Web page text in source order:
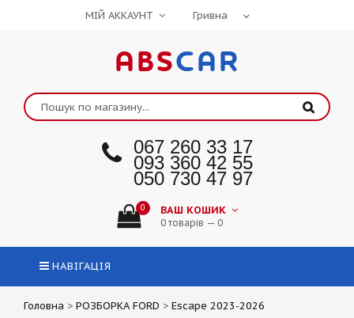
МІЙ АККАУНТ
ABSCAR
067 260 33 17
093 360 42 55
050 730 47 97
0 ВАШ КОШИК
0 товарів — 0
НАВІГАЦІЯ
Головна > РОЗБОРКА FORD > Escape 2023-2026